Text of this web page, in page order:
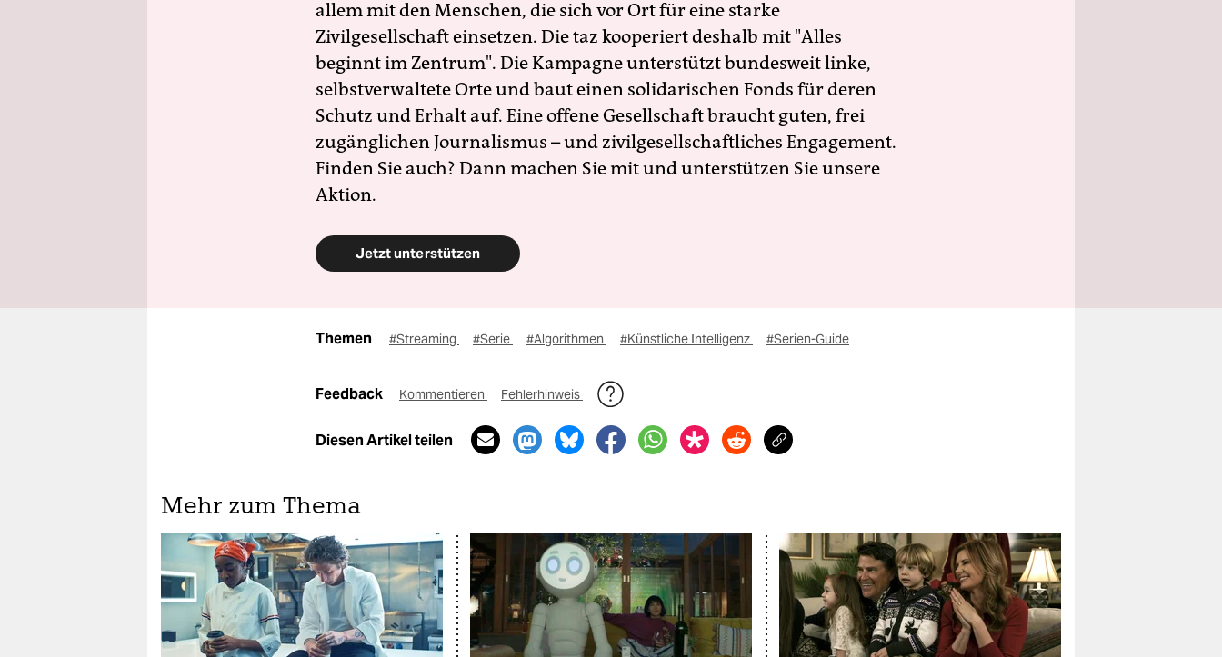
allem mit den Menschen, die sich vor Ort für eine starke
Zivilgesellschaft einsetzen. Die taz kooperiert deshalb mit "Alles
beginnt im Zentrum". Die Kampagne unterstützt bundesweit linke,
selbstverwaltete Orte und baut einen solidarischen Fonds für deren
Schutz und Erhalt auf. Eine offene Gesellschaft braucht guten, frei
zugänglichen Journalismus – und zivilgesellschaftliches Engagement.
Finden Sie auch? Dann machen Sie mit und unterstützen Sie unsere
Aktion.
Jetzt unterstützen
Themen #Streaming #Serie #Algorithmen #Künstliche Intelligenz #Serien-Guide
Feedback Kommentieren Fehlerhinweis
Diesen Artikel teilen
Mehr zum Thema